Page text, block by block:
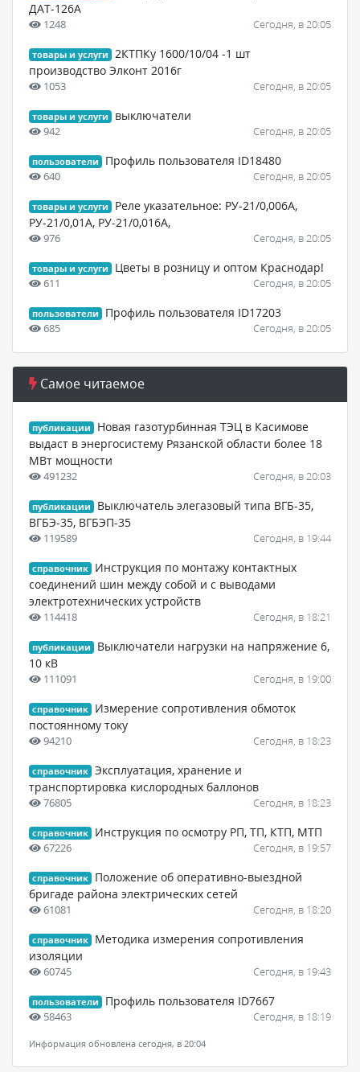
ДАТ-126А
1248 Сегодня, в 20:05
товары и услуги
2КТПКу 1600/10/04 -1 шт
производство Элконт 2016г
1053 Сегодня, в 20:05
товары и услуги выключатели
942 Сегодня, в 20:05
пользователи Профиль пользователя ID18480
640 Сегодня, в 20:05
товары и услуги
Реле указательное: РУ-21/0,006А,
РУ-21/0,01А, РУ-21/0,016А,
976 Сегодня, в 20:05
товары и услуги Цветы в розницу и оптом Краснодар!
611 Сегодня, в 20:05
пользователи Профиль пользователя ID17203
685 Сегодня, в 20:05
Самое читаемое
публикации
Новая газотурбинная ТЭЦ в Касимове
выдаст в энергосистему Рязанской области более 18
МВт мощности
491232 Сегодня, в 20:03
публикации
Выключатель элегазовый типа ВГБ-35,
ВГБЭ-35, ВГБЭП-35
119589 Сегодня, в 19:44
справочник
Инструкция по монтажу контактных
соединений шин между собой и с выводами
электротехнических устройств
114418 Сегодня, в 18:21
публикации
Выключатели нагрузки на напряжение 6,
10 кВ
111091 Сегодня, в 19:00
справочник
Измерение сопротивления обмоток
постоянному току
94210 Сегодня, в 18:23
справочник Эксплуатация, хранение и
транспортировка кислородных баллонов
76805 Сегодня, в 18:23
справочник Инструкция по осмотру РП, ТП, КТП, МТП
67226 Сегодня, в 19:57
справочник
Положение об оперативно-выездной
бригаде района электрических сетей
61081 Сегодня, в 18:20
справочник
Методика измерения сопротивления
изоляции
60745 Сегодня, в 19:43
пользователи Профиль пользователя ID7667
58463 Сегодня, в 18:19
Информация обновлена сегодня, в 20:04